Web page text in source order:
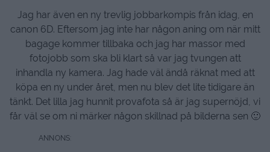
Jag har även en ny trevlig jobbarkompis från idag, en
canon 6D. Eftersom jag inte har någon aning om när mitt
bagage kommer tillbaka och jag har massor med
fotojobb som ska bli klart så var jag tvungen att
inhandla ny kamera. Jag hade väl ändå räknat med att
köpa en ny under året, men nu blev det lite tidigare än
tänkt. Det lilla jag hunnit provafota så är jag supernöjd, vi
får väl se om ni märker någon skillnad på bilderna sen 🙂